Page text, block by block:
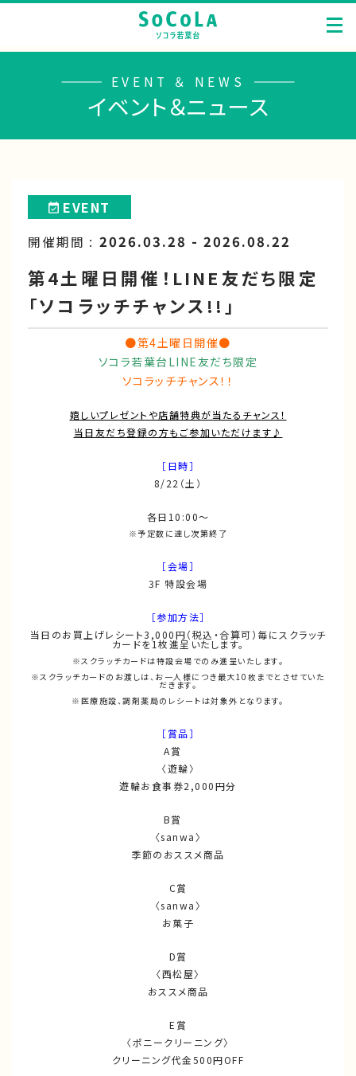
EVENT ＆ NEWS
イベント＆ニュース
EVENT
開催期間 : 2026.03.28 - 2026.08.22
第4土曜日開催！LINE友だち限定
「ソコラッチチャンス!!」
●第4土曜日開催●
ソコラ若葉台LINE友だち限定
ソコラッチチャンス！！
嬉しいプレゼントや店舗特典が当たるチャンス！
当日友だち登録の方もご参加いただけます♪
［日時］
8/22（土）
各日10:00～
※予定数に達し次第終了
［会場］
3F 特設会場
［参加方法］
当日のお買上げレシート3,000円（税込・合算可）毎にスクラッチ
カードを1枚進呈いたします。
※スクラッチカードは特設会場でのみ進呈いたします。
※スクラッチカードのお渡しは、お一人様につき最大10枚までとさせていた
だきます。
※医療施設、調剤薬局のレシートは対象外となります。
［賞品］
A賞
〈遊輪〉
遊輪お食事券2,000円分
B賞
〈sanwa〉
季節のおススメ商品
C賞
〈sanwa〉
お菓子
D賞
〈西松屋〉
おススメ商品
E賞
〈ポニークリーニング〉
クリーニング代金500円OFF